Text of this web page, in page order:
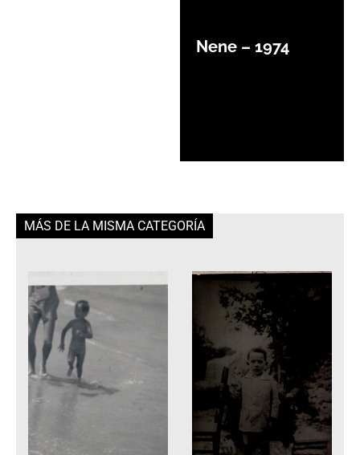
Nene – 1974
MÁS DE LA MISMA CATEGORÍA